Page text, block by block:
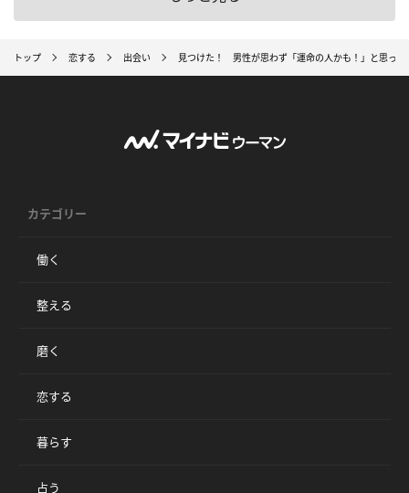
トップ 恋する 出会い 見つけた！ 男性が思わず「運命の人かも！」と思った
カテゴリー
働く
整える
磨く
恋する
暮らす
占う